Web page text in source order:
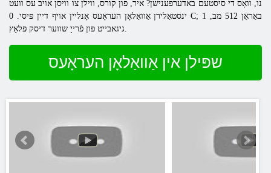
נו, וואָס די סיסטעם באדערפענישן? איר, פון קורס, ווילן צו וויסן אויב עס וועט
ינסטאַלירן אַוואַלאָן העראָעס אָנליין אויף דיין פּיסי. 0 C; באַראַן 512 מב, 1
גיגאבייט פון פֿרייַ שווער דיסק פּלאַץ.
שפּילן אין אַוואַלאָן העראָעס